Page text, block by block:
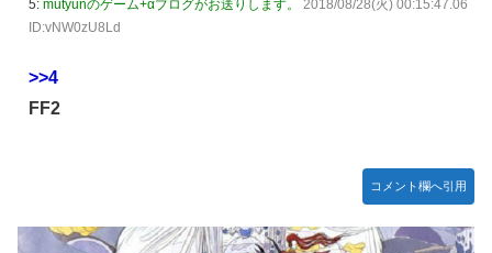
【動画】高速道路を走行中の車からリアガラスが飛んでくる
「ドラゴンボール」新作TVアニメが7月から放送されるぞ！
「創刻のファイアホイール」+埋めネタ「ファイアホイール
5: mutyunのゲーム+αブログがお送りします。
2018/08/28(火) 00:15:47.06
ID:vNW0zU8Ld
>>4
FF2
コメント欄へ引用